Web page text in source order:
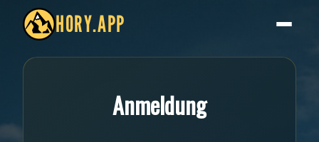
HORY.APP
Anmeldung